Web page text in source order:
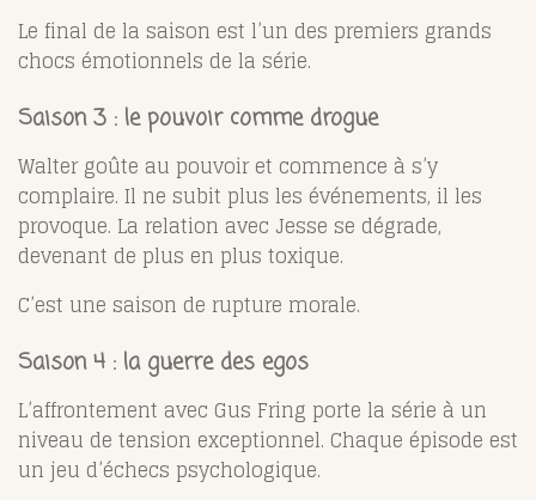
Le final de la saison est l’un des premiers grands
chocs émotionnels de la série.
Saison 3 : le pouvoir comme drogue
Walter goûte au pouvoir et commence à s’y
complaire. Il ne subit plus les événements, il les
provoque. La relation avec Jesse se dégrade,
devenant de plus en plus toxique.
C’est une saison de rupture morale.
Saison 4 : la guerre des egos
L’affrontement avec Gus Fring porte la série à un
niveau de tension exceptionnel. Chaque épisode est
un jeu d’échecs psychologique.